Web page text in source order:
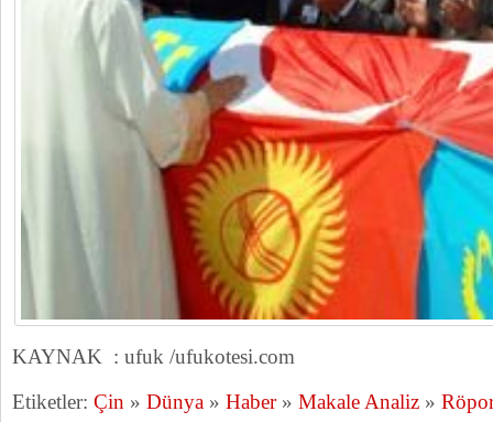
KAYNAK : ufuk /ufukotesi.com
Etiketler: Çin » Dünya » Haber» Makale Analiz »